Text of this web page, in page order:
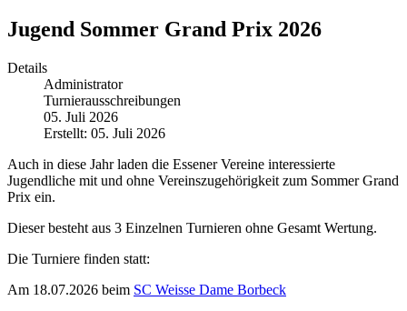
Jugend Sommer Grand Prix 2026
Details
Administrator
Turnierausschreibungen
05. Juli 2026
Erstellt: 05. Juli 2026
Auch in diese Jahr laden die Essener Vereine interessierte
Jugendliche mit und ohne Vereinszugehörigkeit zum Sommer Grand
Prix ein.
Dieser besteht aus 3 Einzelnen Turnieren ohne Gesamt Wertung.
Die Turniere finden statt:
Am 18.07.2026 beim SC Weisse Dame Borbeck